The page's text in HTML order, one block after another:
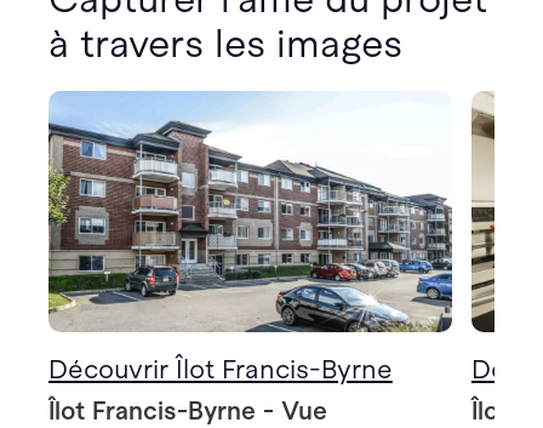
à travers les images
Découvrir Îlot Francis-Byrne
Îlot Francis-Byrne - Vue
Îlot